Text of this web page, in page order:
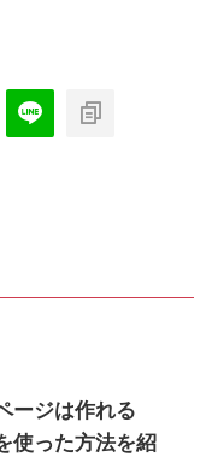
ージは作れる
使った方法を紹